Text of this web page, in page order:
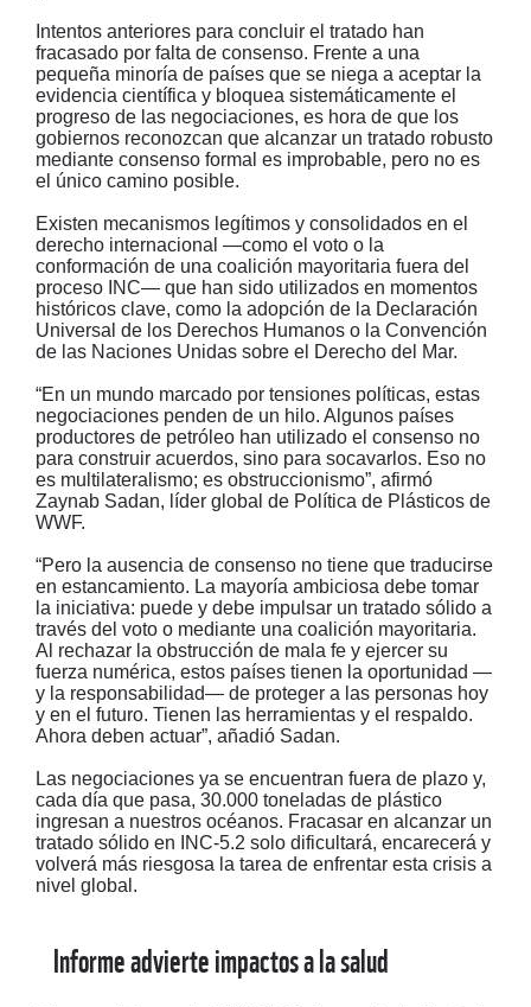
Intentos anteriores para concluir el tratado han
fracasado por falta de consenso. Frente a una
pequeña minoría de países que se niega a aceptar la
evidencia científica y bloquea sistemáticamente el
progreso de las negociaciones, es hora de que los
gobiernos reconozcan que alcanzar un tratado robusto
mediante consenso formal es improbable, pero no es
el único camino posible.
Existen mecanismos legítimos y consolidados en el
derecho internacional —como el voto o la
conformación de una coalición mayoritaria fuera del
proceso INC— que han sido utilizados en momentos
históricos clave, como la adopción de la Declaración
Universal de los Derechos Humanos o la Convención
de las Naciones Unidas sobre el Derecho del Mar.
“En un mundo marcado por tensiones políticas, estas
negociaciones penden de un hilo. Algunos países
productores de petróleo han utilizado el consenso no
para construir acuerdos, sino para socavarlos. Eso no
es multilateralismo; es obstruccionismo”, afirmó
Zaynab Sadan, líder global de Política de Plásticos de
WWF.
“Pero la ausencia de consenso no tiene que traducirse
en estancamiento. La mayoría ambiciosa debe tomar
la iniciativa: puede y debe impulsar un tratado sólido a
través del voto o mediante una coalición mayoritaria.
Al rechazar la obstrucción de mala fe y ejercer su
fuerza numérica, estos países tienen la oportunidad —
y la responsabilidad— de proteger a las personas hoy
y en el futuro. Tienen las herramientas y el respaldo.
Ahora deben actuar”, añadió Sadan.
Las negociaciones ya se encuentran fuera de plazo y,
cada día que pasa, 30.000 toneladas de plástico
ingresan a nuestros océanos. Fracasar en alcanzar un
tratado sólido en INC-5.2 solo dificultará, encarecerá y
volverá más riesgosa la tarea de enfrentar esta crisis a
nivel global.
Informe advierte impactos a la salud